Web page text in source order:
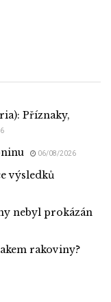
Příznaky,
06/08/2026
výsledků
nebyl prokázán
rakoviny?